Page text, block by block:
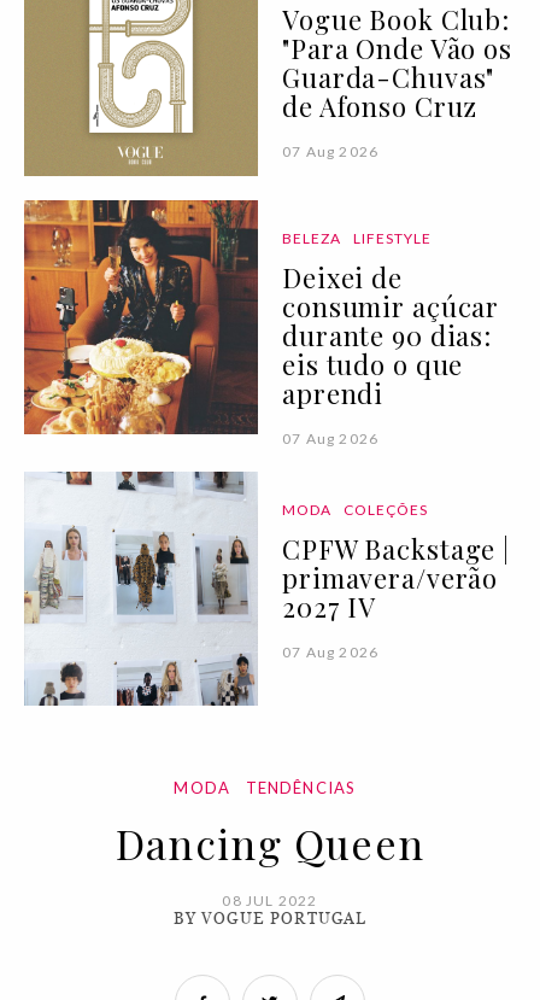
Vogue Book Club:
"Para Onde Vão os
Guarda-Chuvas"
de Afonso Cruz
07 Aug 2026
BELEZA LIFESTYLE
Deixei de
consumir açúcar
durante 90 dias:
eis tudo o que
aprendi
07 Aug 2026
MODA COLEÇÕES
CPFW Backstage |
primavera/verão
2027 IV
07 Aug 2026
MODA TENDÊNCIAS
Dancing Queen
08 JUL 2022
BY VOGUE PORTUGAL